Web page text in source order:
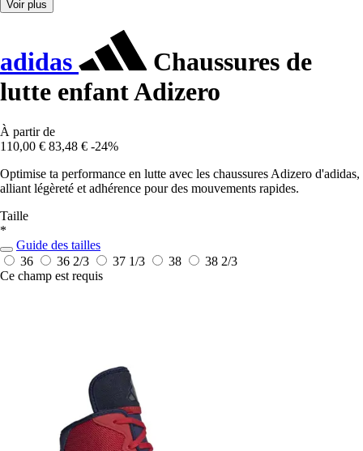
Voir plus
adidas
Chaussures de
lutte enfant Adizero
À partir de
110,00 € 83,48 € -24%
Optimise ta performance en lutte avec les chaussures Adizero d'adidas,
alliant légèreté et adhérence pour des mouvements rapides.
Taille
*
Guide des tailles
36
36 2/3 37 1/3 38
38 2/3
Ce champ est requis